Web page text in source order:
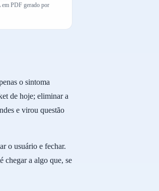
PDF gerado por
o sintoma
de hoje; eliminar a
e virou questão
o usuário e fechar.
chegar a algo que, se